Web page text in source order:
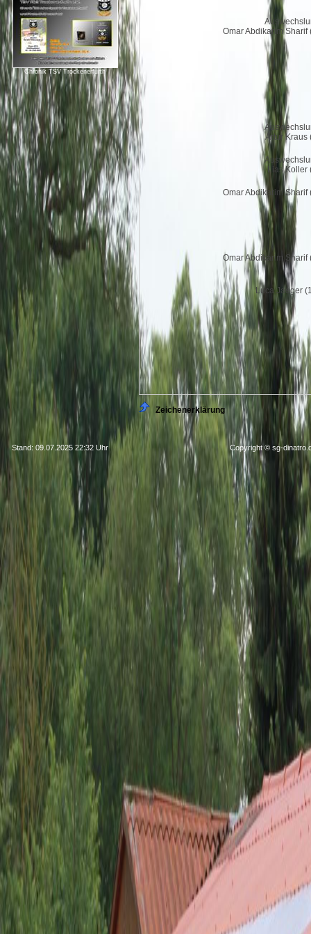
Chronik TSV Trockenerfurth
Omar Abdikarim Sharif
Artur Kraus
Lias Koller
Omar Abdikarim Sharif
Omar Abdikarim Sharif
Luca Jaeger
Zeichenerklärung
Stand: 09.07.2025 22:32 Uhr Copyright © sg-